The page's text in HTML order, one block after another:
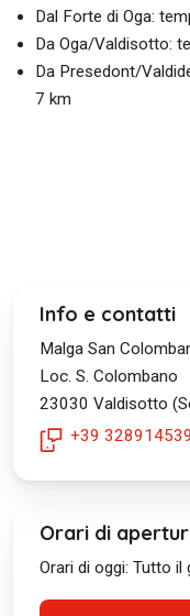
Dal Forte di Oga:
Da Oga/Valdisotto:
Da Presedont/
7 km
Info e contatti
Malga San
Loc. S. Colombano
23030 Valdisotto
+39
Orari di
Orari di oggi: Tutto il